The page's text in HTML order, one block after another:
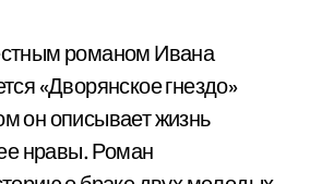
романом Ивана
«Дворянское гнездо»
он описывает жизнь
нравы. Роман